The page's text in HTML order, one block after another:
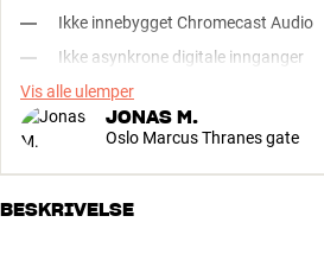
Ikke innebygget Chromecast Audio
Ikke asynkrone digitale innganger
Vis alle ulemper
JONAS M.
Oslo Marcus Thranes gate
BESKRIVELSE